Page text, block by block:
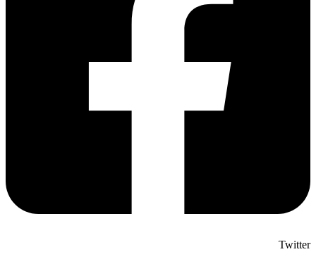
Twitter